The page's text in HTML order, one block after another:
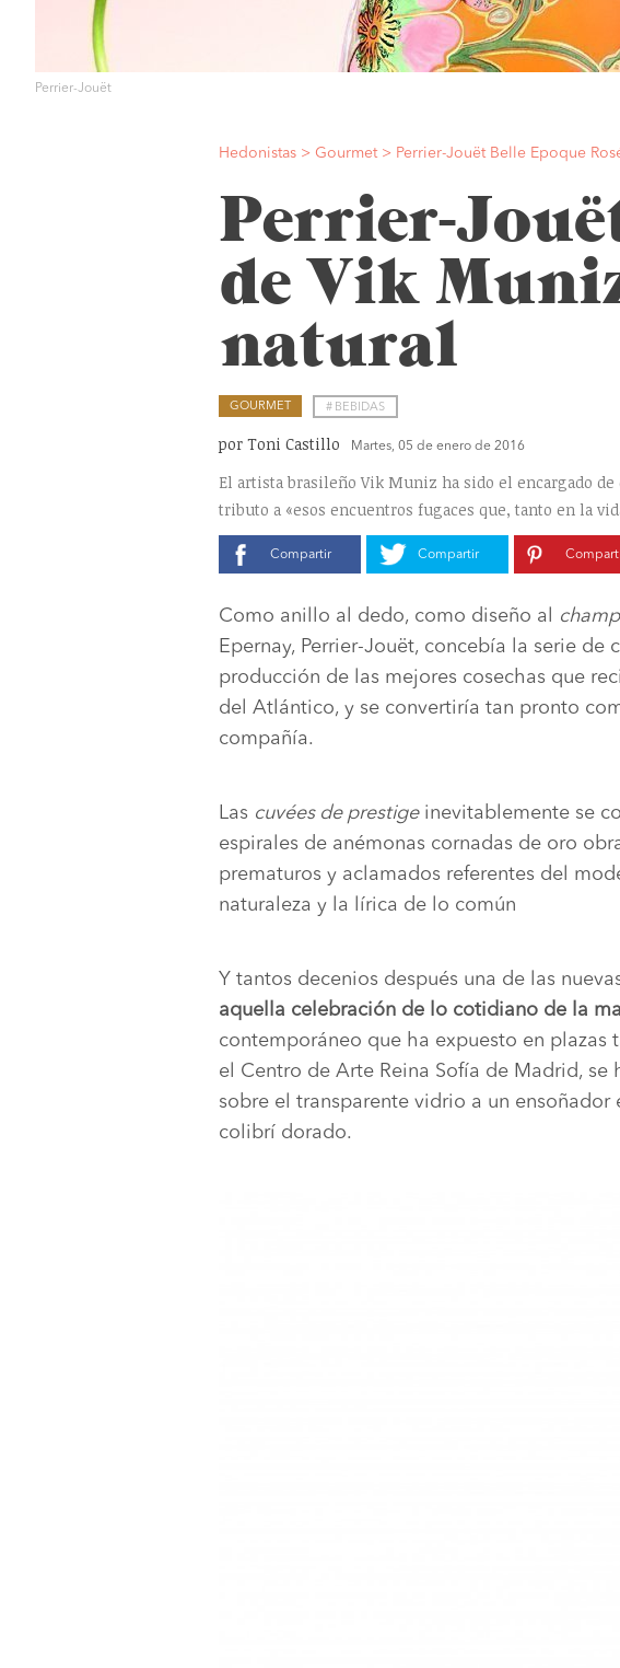
Perrier-Jouët
Hedonistas> Gourmet> Perrier-Jouët Belle Epoque
Perrier-
de Vik
natural
GOURMET # BEBIDAS
por Toni Castillo Martes, 05 de enero de 2016
El artista brasileño Vik Muniz ha sido el encargado
tributo a «esos encuentros fugaces que, tanto en la
Compartir Compartir
Como anillo al dedo, como diseño al
Epernay, Perrier-Jouët, concebía la serie
producción de las mejores cosechas que
del Atlántico, y se convertiría tan pronto
compañía.
Las cuvées de prestigeinevitablemente se
espirales de anémonas cornadas de oro
prematuros y aclamados referentes del
naturaleza y la lírica de lo común
Y tantos decenios después una de las
aquella celebración de lo cotidiano de la
contemporáneo que ha expuesto en
el Centro de Arte Reina Sofía de Madrid,
sobre el transparente vidrio a un
colibrí dorado.